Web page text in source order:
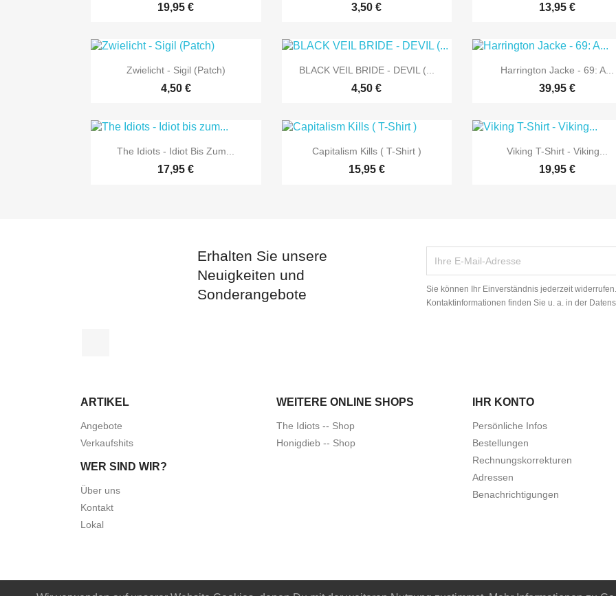
19,95 € 3,50 € 13,95 €
 Vorschau
Zwielicht - Sigil (Patch)
4,50 €
 Vorschau
BLACK VEIL BRIDE - DEVIL (...
4,50 €
 Vorschau
Harrington Jacke - 69: A...
39,95 €
 Vorschau
The Idiots - Idiot Bis Zum...
17,95 €
 Vorschau
Capitalism Kills ( T-Shirt )
15,95 €
 Vorschau
Viking T-Shirt - Viking...
19,95 €
Erhalten Sie unsere
Neuigkeiten und
Sonderangebote
Sie können Ihr Einverständnis jederzeit
Kontaktinformationen finden Sie u. a. in der
ARTIKEL
Angebote
Verkaufshits
WEITERE ONLINE SHOPS
The Idiots -- Shop
Honigdieb -- Shop
WER SIND WIR?
Über uns
Kontakt
Lokal
IHR KONTO
Persönliche Infos
Bestellungen
Rechnungskorrekturen
Adressen
Benachrichtigungen